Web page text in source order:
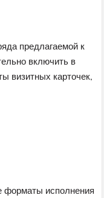
предлагаемой к
включить в
визитных карточек,
форматы исполнения